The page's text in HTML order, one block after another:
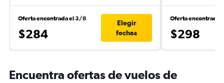
Oferta encontrada el 3/8
$284
Elegir
fechas
Oferta encontrada
$298
Encuentra ofertas de vuelos de